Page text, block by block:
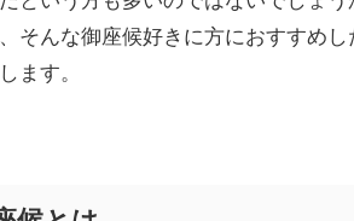
そんな御座候好きに方におすすめ
ます。